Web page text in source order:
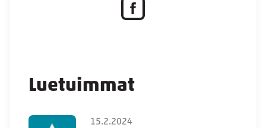
Luetuimmat
15.2.2024